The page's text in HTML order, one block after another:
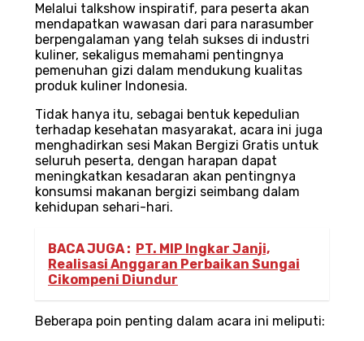
Melalui talkshow inspiratif, para peserta akan
mendapatkan wawasan dari para narasumber
berpengalaman yang telah sukses di industri
kuliner, sekaligus memahami pentingnya
pemenuhan gizi dalam mendukung kualitas
produk kuliner Indonesia.
‎Tidak hanya itu, sebagai bentuk kepedulian
terhadap kesehatan masyarakat, acara ini juga
menghadirkan sesi Makan Bergizi Gratis untuk
seluruh peserta, dengan harapan dapat
meningkatkan kesadaran akan pentingnya
konsumsi makanan bergizi seimbang dalam
kehidupan sehari-hari.
BACA JUGA : PT. MIP Ingkar Janji,
Realisasi Anggaran Perbaikan Sungai
Cikompeni Diundur
‎Beberapa poin penting dalam acara ini meliputi: